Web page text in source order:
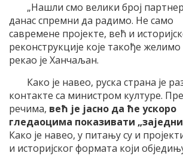
„Нашли смо велики број
данас спремни да радимо. Не само
савремене пројекте, већ и
реконструкције које такође
рекао је Ханчаљан.
Како је навео, руска страна је
контакте са министром културе.
речима, већ је јасно да ће ускоро
гледаоцима показивати
Како је навео, у питању су и
и историјског формата који